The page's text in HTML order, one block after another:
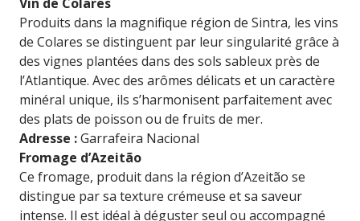
Produits dans la magnifique région de Sintra, les vins
de Colares se distinguent par leur singularité grâce à
des vignes plantées dans des sols sableux près de
l’Atlantique. Avec des arômes délicats et un caractère
minéral unique, ils s’harmonisent parfaitement avec
des plats de poisson ou de fruits de mer.
Adresse :Garrafeira Nacional
Fromage d’Azeitão
Ce fromage, produit dans la région d’Azeitão se
distingue par sa texture crémeuse et sa saveur
intense. Il est idéal à déguster seul ou accompagné